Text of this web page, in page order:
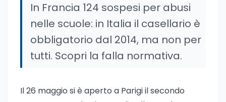
In Francia 124 sospesi per abusi
nelle scuole: in Italia il casellario è
obbligatorio dal 2014, ma non per
tutti. Scopri la falla normativa.
Il 26 maggio si è aperto a Parigi il secondo